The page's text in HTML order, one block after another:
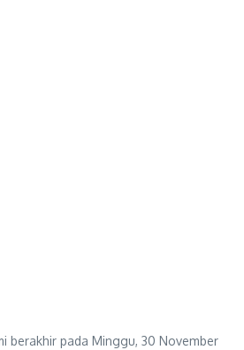
berakhir pada Minggu, 30 November